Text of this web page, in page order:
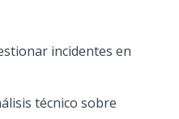
incidentes en
técnico sobre